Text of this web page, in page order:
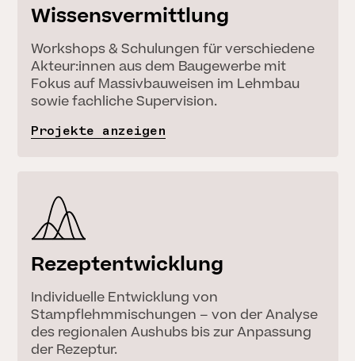
Wissensvermittlung
Workshops & Schulungen für verschiedene
Akteur:innen aus dem Baugewerbe mit
Fokus auf Massivbauweisen im Lehmbau
sowie fachliche Supervision.
Projekte anzeigen
Rezeptentwicklung
Individuelle Entwicklung von
Stampflehmmischungen – von der Analyse
des regionalen Aushubs bis zur Anpassung
der Rezeptur.